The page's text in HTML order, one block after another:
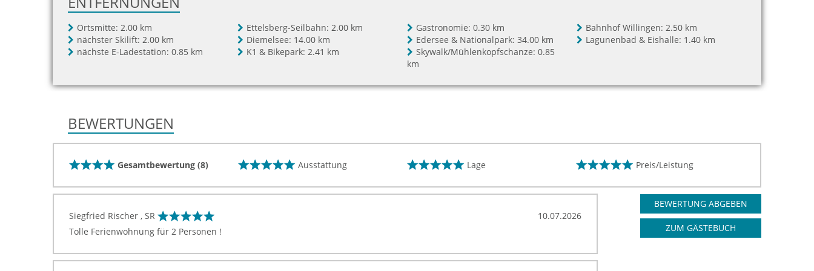
Ortsmitte: 2.00 km Ettelsberg-Seilbahn: 2.00 km Gastronomie: 0.30 km Bahnhof Willingen: 2.50 km
nächster Skilift: 2.00 km Diemelsee: 14.00 km Edersee & Nationalpark: 34.00 km Lagunenbad & Eishalle: 1.40 km
nächste E-Ladestation: 0.85 km K1 & Bikepark: 2.41 km Skywalk/Mühlenkopfschanze: 0.85
km
BEWERTUNGEN
Gesamtbewertung (8) Ausstattung Lage Preis/Leistung
BEWERTUNG ABGEBEN
ZUM GÄSTEBUCH
Siegfried Rischer , SR
10.07.2026
Tolle Ferienwohnung für 2 Personen !